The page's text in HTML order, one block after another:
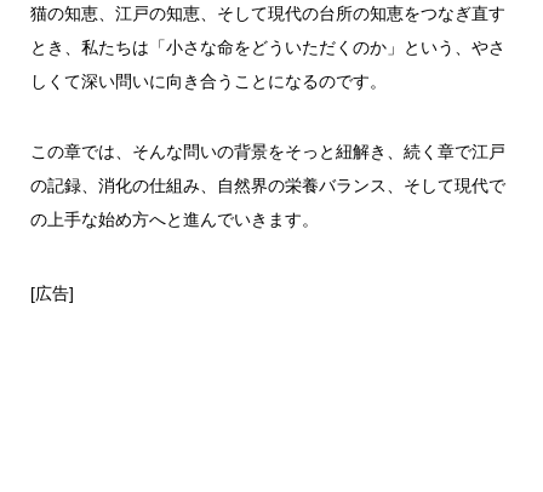
猫の知恵、江戸の知恵、そして現代の台所の知恵をつなぎ直す
とき、私たちは「小さな命をどういただくのか」という、やさ
しくて深い問いに向き合うことになるのです。
この章では、そんな問いの背景をそっと紐解き、続く章で江戸
の記録、消化の仕組み、自然界の栄養バランス、そして現代で
の上手な始め方へと進んでいきます。
[広告]